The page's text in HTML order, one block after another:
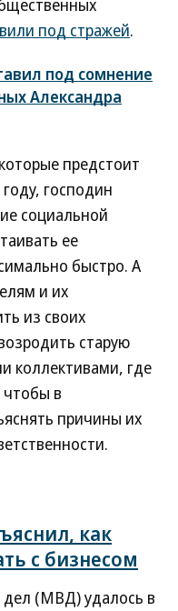
под стражей.
под сомнение
Александра
предстоит
господин
социальной
ее
быстро. А
и их
из своих
старую
коллективами, где
в
причины их
как
с бизнесом
дел (МВД) удалось в